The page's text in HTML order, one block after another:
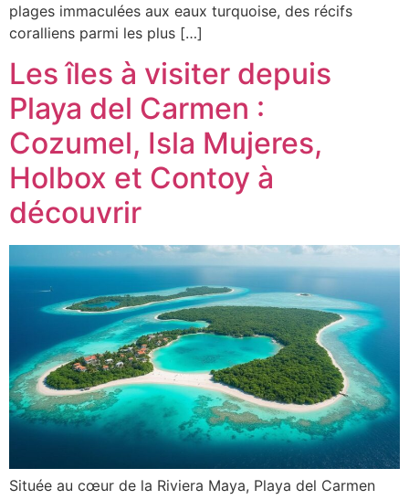
plages immaculées aux eaux turquoise, des récifs
coralliens parmi les plus […]
Les îles à visiter depuis
Playa del Carmen :
Cozumel, Isla Mujeres,
Holbox et Contoy à
découvrir
Située au cœur de la Riviera Maya, Playa del Carmen